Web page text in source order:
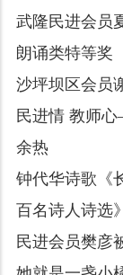
武隆民进会员
朗诵类特等奖
沙坪坝区会员
民进情 教师
余热
钟代华诗歌《
百名诗人诗选》
民进会员樊彦